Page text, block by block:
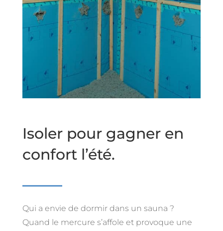
Isoler pour gagner en
confort l’été.
Qui a envie de dormir dans un sauna ?
Quand le mercure s’affole et provoque une